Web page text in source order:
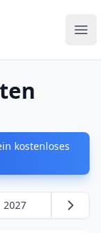
kostenloses
2027